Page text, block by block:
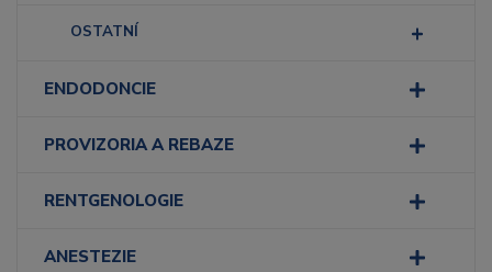
OSTATNÍ
ENDODONCIE
PROVIZORIA A REBAZE
RENTGENOLOGIE
ANESTEZIE